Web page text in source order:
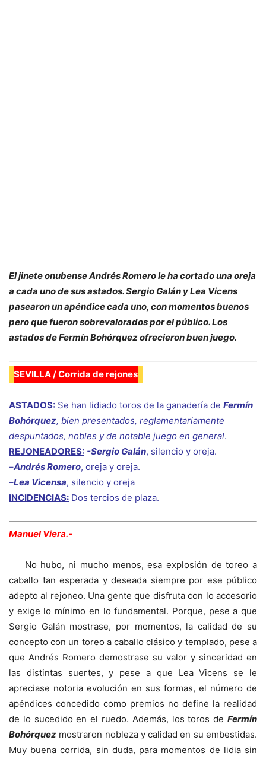
El jinete onubense Andrés Romero le ha cortado una oreja
a cada uno de sus astados. Sergio Galán y Lea Vicens
pasearon un apéndice cada uno, con momentos buenos
pero que fueron sobrevalorados por el público. Los
astados de Fermín Bohórquez ofrecieron buen juego.
SEVILLA / Corrida de rejones
ASTADOS: Se han lidiado toros de la ganadería de Fermín
Bohórquez, bien presentados, reglamentariamente
despuntados, nobles y de notable juego en general.
REJONEADORES: -Sergio Galán, silencio y oreja.
–Andrés Romero, oreja y oreja.
–Lea Vicensa, silencio y oreja
INCIDENCIAS: Dos tercios de plaza.
Manuel Viera.-
No hubo, ni mucho menos, esa explosión de toreo a
caballo tan esperada y deseada siempre por ese público
adepto al rejoneo. Una gente que disfruta con lo accesorio
y exige lo mínimo en lo fundamental. Porque, pese a que
Sergio Galán mostrase, por momentos, la calidad de su
concepto con un toreo a caballo clásico y templado, pese a
que Andrés Romero demostrase su valor y sinceridad en
las distintas suertes, y pese a que Lea Vicens se le
apreciase notoria evolución en sus formas, el número de
apéndices concedido como premios no define la realidad
de lo sucedido en el ruedo. Además, los toros de Fermín
Bohórquez mostraron nobleza y calidad en su embestidas.
Muy buena corrida, sin duda, para momentos de lidia sin